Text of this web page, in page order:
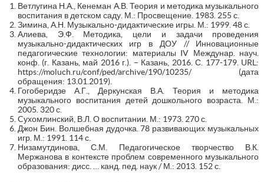
Ветлугина Н.А., Кенеман А.В. Теория и методика музыкального
воспитания в детском саду. М.: Просвещение. 1983. 255 с.
Зимина, А.Н. Музыкально-дидактические игры. М.: 1999. 48 с.
Алиева, Э.Ф. Методика, цели и задачи проведения
музыкально-дидактических игр в ДОУ // Инновационные
педагогические технологии: материалы IV Междунар. науч.
конф. (г. Казань, май 2016 г.). – Казань, 2016. С. 177-179. URL:
https://moluch.ru/conf/ped/archive/190/10235/ (дата
обращения: 13.01.2019).
Гогоберидзе А.Г., Деркунская В.А. Теория и методика
музыкального воспитания детей дошкольного возраста. М.:
2005. 320 с.
Cухомлинский, В.Л. О воспитании. М.: 1973. 270 с.
Джон Бин. Волшебная дудочка. 78 развивающих музыкальных
игр. М.: 1991. 114 с.
Низамутдинова, С.М. Педагогическое творчество В.К.
Мержанова в контексте проблем современного музыкального
образования: дисс. … канд. пед. наук / М.: 2013. 152 с.